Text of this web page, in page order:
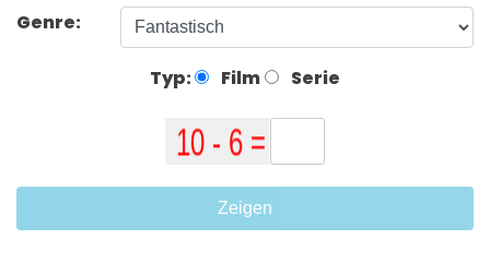
Genre:
Typ: Film Serie
Zeigen